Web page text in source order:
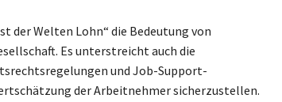
der Welten Lohn“ die Bedeutung von
Es unterstreicht auch die
und Job-Support-
der Arbeitnehmer sicherzustellen.